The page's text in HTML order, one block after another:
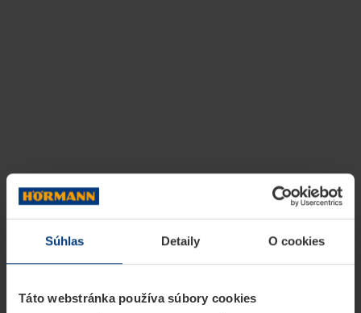
Súhlas Detaily O cookies
Táto webstránka používa súbory cookies